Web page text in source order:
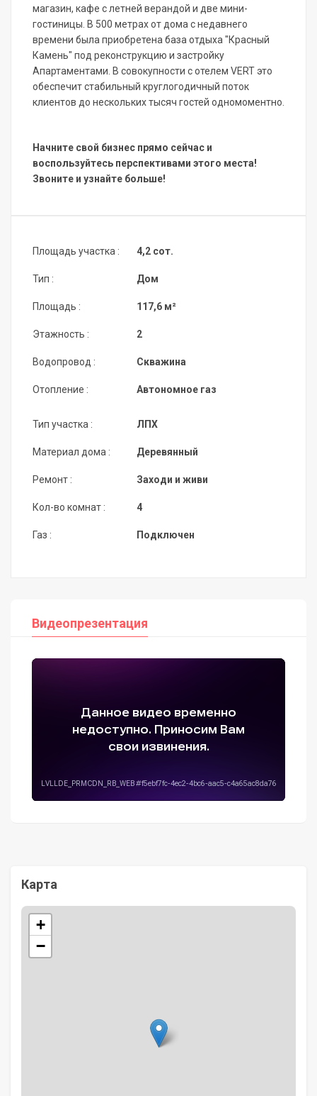
магазин, кафе с летней верандой и две мини-
гостиницы. В 500 метрах от дома с недавнего
времени была приобретена база отдыха "Красный
Камень" под реконструкцию и застройку
Апартаментами. В совокупности с отелем VERT это
обеспечит стабильный круглогодичный поток
клиентов до нескольких тысяч гостей одномоментно.
Начните свой бизнес прямо сейчас и
воспользуйтесь перспективами этого места!
Звоните и узнайте больше!
Площадь участка :
Тип :
Площадь :
Этажность :
Водопровод :
Отопление :
4,2 сот.
Дом
117,6 м²
2
Скважина
Автономное газ
Тип участка :
Материал дома :
Ремонт :
Кол-во комнат :
Газ :
ЛПХ
Деревянный
Заходи и живи
4
Подключен
Видеопрезентация
Карта
+
−